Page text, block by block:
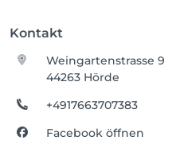
Kontakt
Weingartenstrasse 9
44263 Hörde
+4917663707383
Facebook öffnen